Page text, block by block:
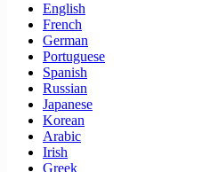
English
French
German
Portuguese
Spanish
Russian
Japanese
Korean
Arabic
Irish
Greek